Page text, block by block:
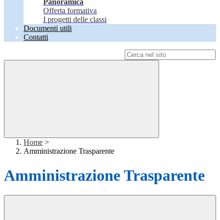
Panoramica
Offerta formativa
I progetti delle classi
Documenti utili
Contatti
Home >
Amministrazione Trasparente
Amministrazione Trasparente